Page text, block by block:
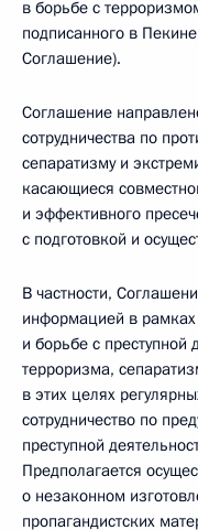
в борьбе с
подписанного в
Соглашение).
Соглашение
сотрудничества по
сепаратизму и
касающиеся
и эффективного
с подготовкой и
В частности,
информацией в рамках
и борьбе с преступной
терроризма,
в этих целях
сотрудничество по
преступной
Предполагается
о незаконном
пропагандистских